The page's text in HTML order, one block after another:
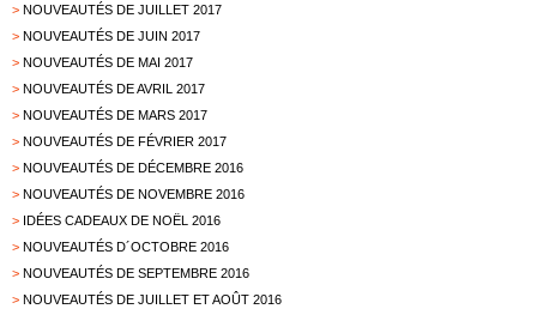
> NOUVEAUTÉS DE JUILLET 2017
> NOUVEAUTÉS DE JUIN 2017
> NOUVEAUTÉS DE MAI 2017
> NOUVEAUTÉS DE AVRIL 2017
> NOUVEAUTÉS DE MARS 2017
> NOUVEAUTÉS DE FÉVRIER 2017
> NOUVEAUTÉS DE DÉCEMBRE 2016
> NOUVEAUTÉS DE NOVEMBRE 2016
> IDÉES CADEAUX DE NOËL 2016
> NOUVEAUTÉS D´OCTOBRE 2016
> NOUVEAUTÉS DE SEPTEMBRE 2016
> NOUVEAUTÉS DE JUILLET ET AOÛT 2016